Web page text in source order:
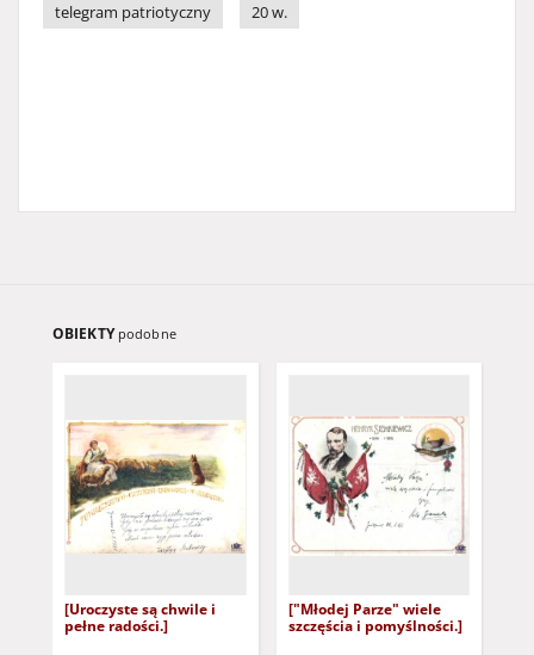
telegram patriotyczny
20 w.
OBIEKTY podobne
[Uroczyste są chwile i
pełne radości.]
["Młodej Parze" wiele
szczęścia i pomyślności.]